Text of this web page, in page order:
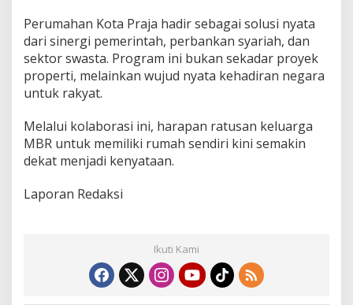
Perumahan Kota Praja hadir sebagai solusi nyata
dari sinergi pemerintah, perbankan syariah, dan
sektor swasta. Program ini bukan sekadar proyek
properti, melainkan wujud nyata kehadiran negara
untuk rakyat.
Melalui kolaborasi ini, harapan ratusan keluarga
MBR untuk memiliki rumah sendiri kini semakin
dekat menjadi kenyataan.
Laporan Redaksi
Ikuti Kami